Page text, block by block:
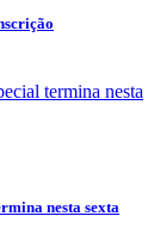
nesta sexta